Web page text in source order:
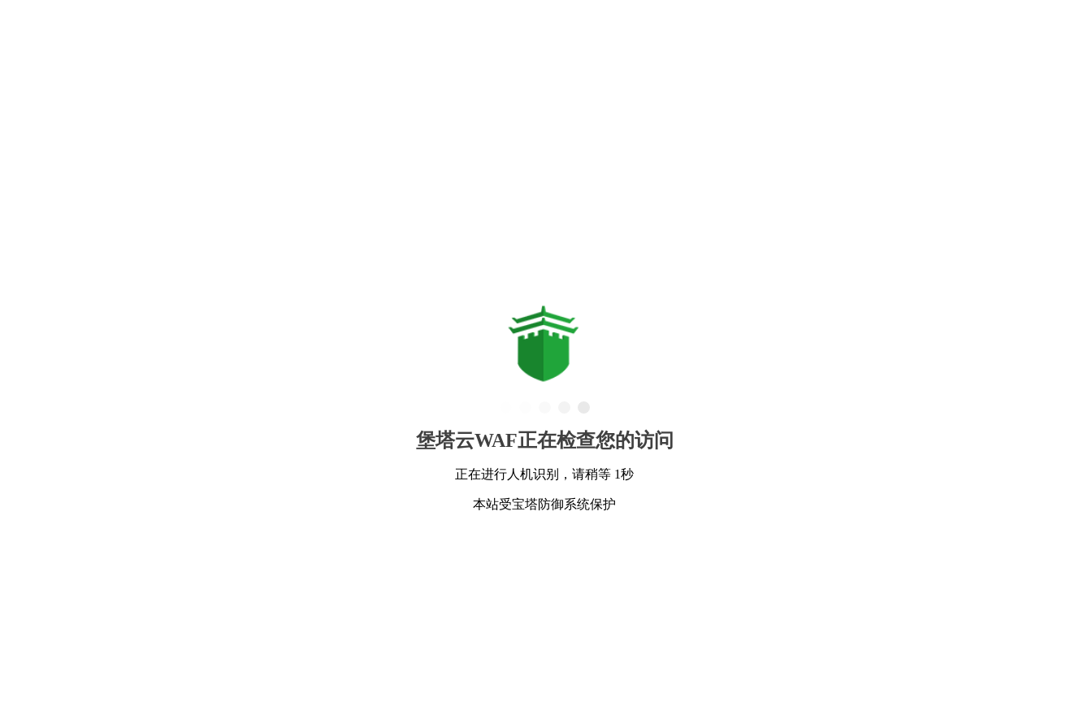
堡塔云WAF正在检查您的访问
正在进行人机识别，请稍等 1秒
本站受宝塔防御系统保护